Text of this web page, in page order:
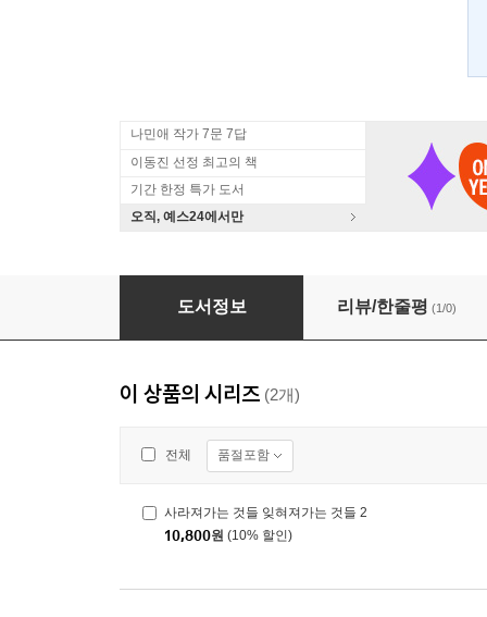
나민애 작가 7문 7답
이동진 선정 최고의 책
기간 한정 특가 도서
오직, 예스24에서만
사라져가는 것들 잊혀져가는 것들 2
도서정보 리뷰/한줄평 (1/0)
이 상품의 시리즈 (2개)
전체 품절포함
사라져가는 것들 잊혀져가는 것들 2
10,800원 (10% 할인)